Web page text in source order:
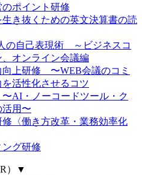
ポイント研修
き抜くための英文決算書の読
の自己表現術 ～ビジネスコ
、オンライン会議編
向上研修 〜WEB会議のコミ
活性化させるコツ
AI・ノーコードツール・ク
用〜
〈働き方改革・業務効率化
ング研修
） ▼